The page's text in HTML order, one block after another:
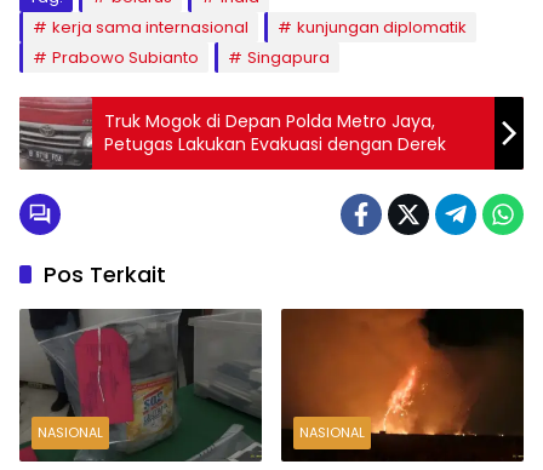
kerja sama internasional
kunjungan diplomatik
Prabowo Subianto
Singapura
Truk Mogok di Depan Polda Metro Jaya,
Petugas Lakukan Evakuasi dengan Derek
Pos Terkait
NASIONAL NASIONAL